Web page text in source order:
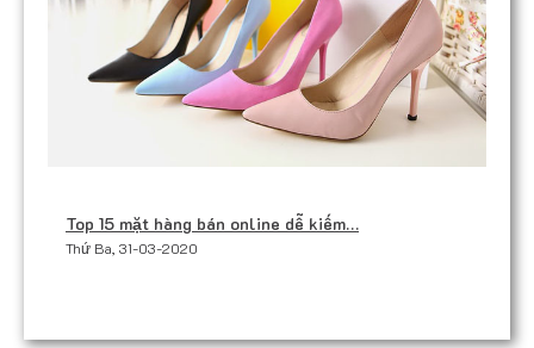
Top 15 mặt hàng bán online dễ kiếm…
Thứ Ba, 31-03-2020